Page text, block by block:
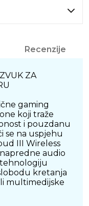
Recenzije
ZA
gaming
koji traže
i pouzdanu
se na uspjehu
III Wireless
audio
kretanja
multimedijske